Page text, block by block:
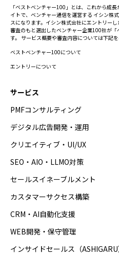
「ベストベンチャー100」とは、これから成
イトで、ベンチャー通信を運営する イシン株
スになります。イシン株式会社にエントリー
審査のもと選出したベンチャー企業100社が
す。 サービス概要や審査内容については下記を
ベストベンチャー100について
エントリーについて
サービス
PMFコンサルティング
デジタル広告開発・運用
クリエイティブ・UI/UX
SEO・AIO・LLMO対策
セールスイネーブルメント
カスタマーサクセス構築
CRM・AI自動化支援
WEB開発・保守管理
インサイドセールス（ASHIGARU